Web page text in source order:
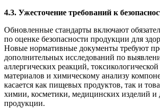
4.3. Ужесточение требований к
Обновленные стандарты включают
по оценке безопасности продукции для
Новые нормативные документы требуют
дополнительных исследований по
аллергических реакций,
материалов и химическому анализу
касается как пищевых продуктов, так и
химии, косметики, медицинских изделий и
продукции.